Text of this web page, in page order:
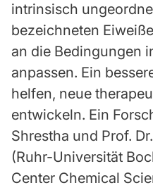
intrinsisch
bezeichneten
an die Bedingungen
anpassen. Ein
helfen, neue
entwickeln. Ein
Shrestha und Prof.
(Ruhr-Universität
Center Chemical